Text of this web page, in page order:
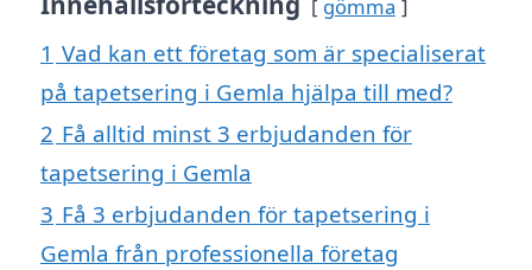
gömma
1 Vad kan ett företag som är specialiserat
på tapetsering i Gemla hjälpa till med?
2 Få alltid minst 3 erbjudanden för
tapetsering i Gemla
3 Få 3 erbjudanden för tapetsering i
Gemla från professionella företag